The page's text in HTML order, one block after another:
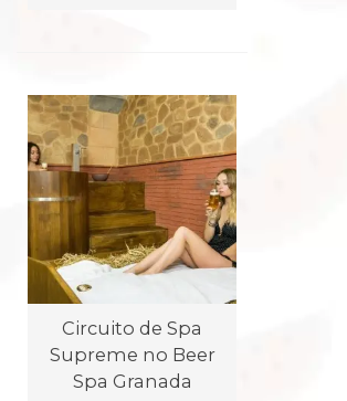
Circuito de Spa
Supreme no Beer
Spa Granada